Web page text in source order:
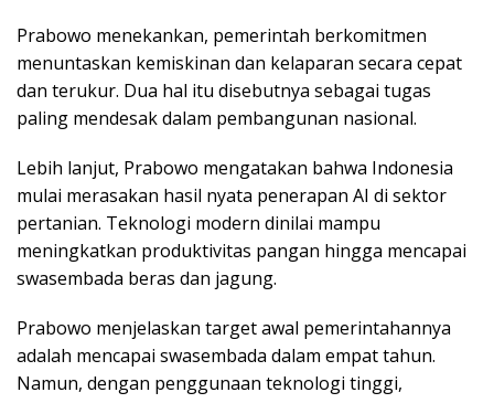
Prabowo menekankan, pemerintah berkomitmen
menuntaskan kemiskinan dan kelaparan secara cepat
dan terukur. Dua hal itu disebutnya sebagai tugas
paling mendesak dalam pembangunan nasional.
Lebih lanjut, Prabowo mengatakan bahwa Indonesia
mulai merasakan hasil nyata penerapan AI di sektor
pertanian. Teknologi modern dinilai mampu
meningkatkan produktivitas pangan hingga mencapai
swasembada beras dan jagung.
Prabowo menjelaskan target awal pemerintahannya
adalah mencapai swasembada dalam empat tahun.
Namun, dengan penggunaan teknologi tinggi,